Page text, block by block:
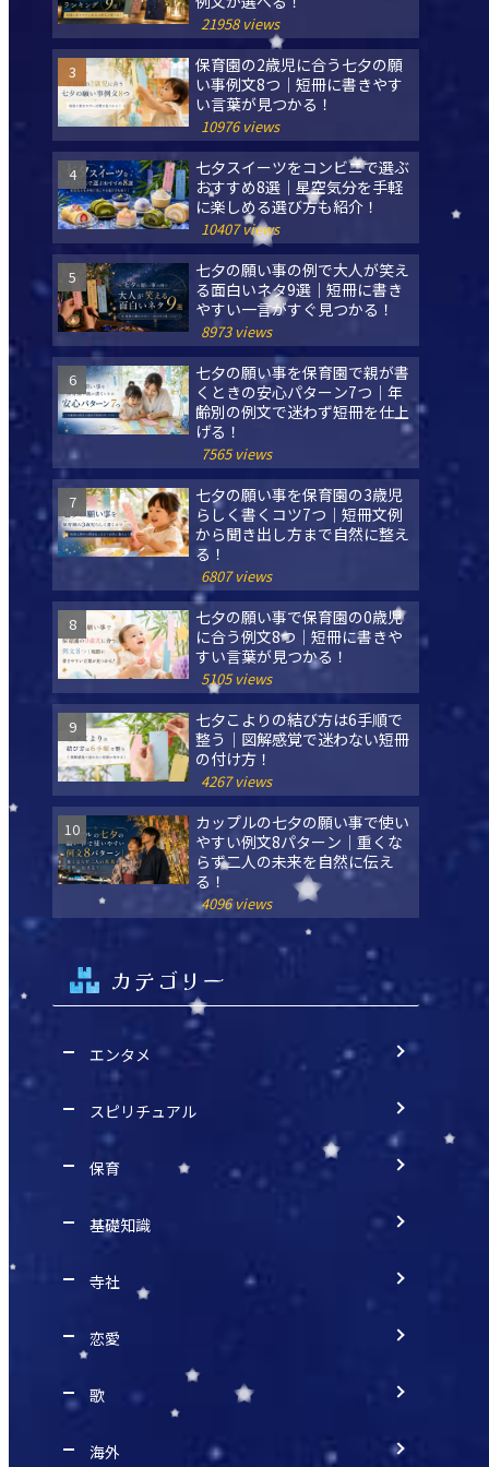
21958 views
保育園の2歳児に合う七夕の願
い事例文8つ｜短冊に書きやす
い言葉が見つかる！
10976 views
七夕スイーツをコンビニで選ぶ
おすすめ8選｜星空気分を手軽
に楽しめる選び方も紹介！
10407 views
七夕の願い事の例で大人が笑え
る面白いネタ9選｜短冊に書き
やすい一言がすぐ見つかる！
8973 views
七夕の願い事を保育園で親が書
くときの安心パターン7つ｜年
齢別の例文で迷わず短冊を仕上
げる！
7565 views
七夕の願い事を保育園の3歳児
らしく書くコツ7つ｜短冊文例
から聞き出し方まで自然に整え
る！
6807 views
七夕の願い事で保育園の0歳児
に合う例文8つ｜短冊に書きや
すい言葉が見つかる！
5105 views
七夕こよりの結び方は6手順で
整う｜図解感覚で迷わない短冊
の付け方！
4267 views
カップルの七夕の願い事で使い
やすい例文8パターン｜重くな
らず二人の未来を自然に伝え
る！
4096 views
カテゴリー
エンタメ
スピリチュアル
保育
基礎知識
寺社
恋愛
歌
海外